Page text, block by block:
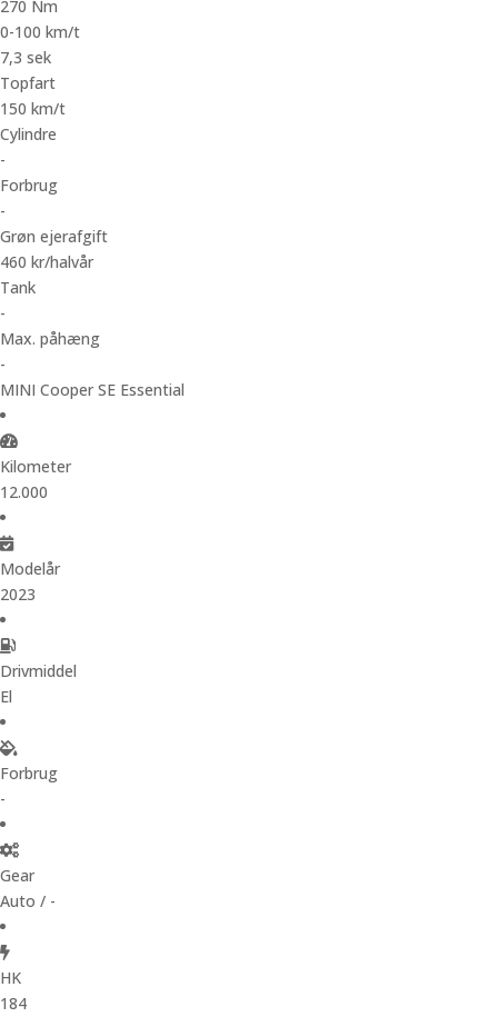
270 Nm
0-100 km/t
7,3 sek
Topfart
150 km/t
Cylindre
-
Forbrug
-
Grøn ejerafgift
460 kr/halvår
Tank
-
Max. påhæng
-
MINI Cooper SE Essential
Kilometer
12.000
Modelår
2023
Drivmiddel
El
Forbrug
-
Gear
Auto / -
HK
184